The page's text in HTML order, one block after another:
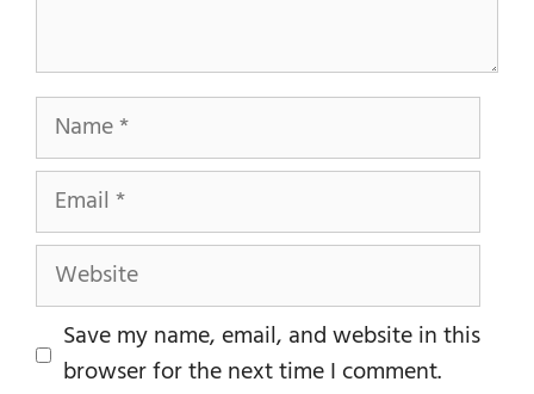
Name
Email
Website
Save my name, email, and website in this
browser for the next time I comment.